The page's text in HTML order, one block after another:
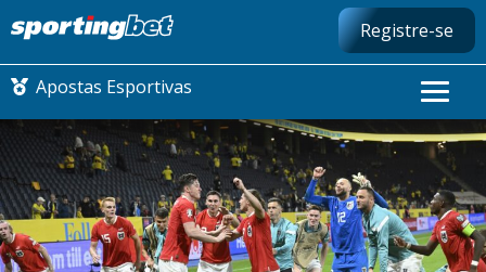
Registre-se
Apostas Esportivas
CONMEBOL LIBERTADORES
FUTEBOL NACIONAL